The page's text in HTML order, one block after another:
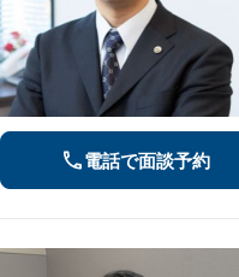
電話で面談予約